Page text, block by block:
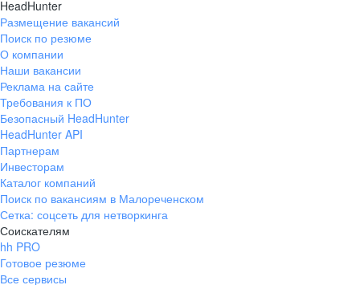
HeadHunter
Размещение вакансий
Поиск по резюме
О компании
Наши вакансии
Реклама на сайте
Требования к ПО
Безопасный HeadHunter
HeadHunter API
Партнерам
Инвесторам
Каталог компаний
Поиск по вакансиям в Малореченском
Сетка: соцсеть для нетворкинга
Соискателям
hh PRO
Готовое резюме
Все сервисы